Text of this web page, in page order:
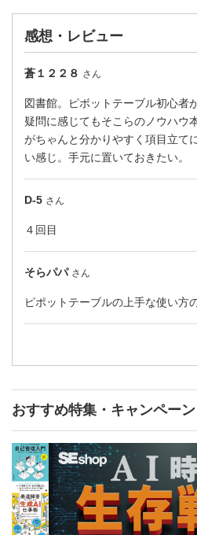
感想・レビュー
蒼１２２８ さん
図書館。ピボットテーブル初心者
疑問に感じてもそこらのノウハウ
がちゃんと分かりやすく項目立て
い感じ。手元に置いておきたい。
D-5 さん
４回目
そらパパ さん
ピポットテーブルの上手な使い方
おすすめ特集・キャンペーン